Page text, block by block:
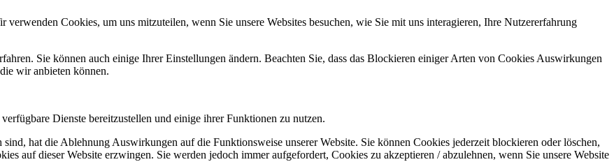
Cookies, um uns mitzuteilen, wenn Sie unsere Websites besuchen, wie Sie mit uns interagieren, Ihre Nutzererfahrung
Sie können auch einige Ihrer Einstellungen ändern. Beachten Sie, dass das Blockieren einiger Arten von Cookies Auswirkungen
wir anbieten können.
Dienste bereitzustellen und einige ihrer Funktionen zu nutzen.
hat die Ablehnung Auswirkungen auf die Funktionsweise unserer Website. Sie können Cookies jederzeit blockieren oder löschen,
auf dieser Website erzwingen. Sie werden jedoch immer aufgefordert, Cookies zu akzeptieren / abzulehnen, wenn Sie unsere Website